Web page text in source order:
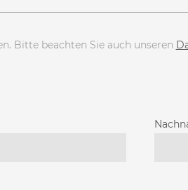
Bitte beachten Sie auch unseren